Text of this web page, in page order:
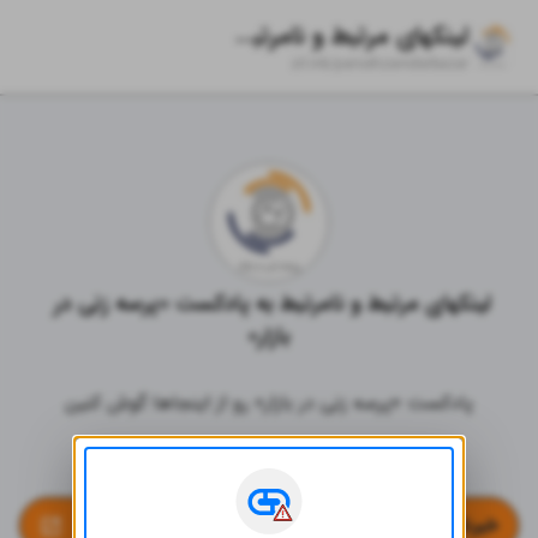
لینکهای مرتبط و نامرتبط به پادکست «پرسه زنی در بازار»
لینکهای مرتبط و نامرتبط به پادکست «پرسه زنی در
بازار»
پادکست «پرسه زنی در بازار» رو از اینجاها گوش کنین
خبرنامه پرسه زنی در بازار